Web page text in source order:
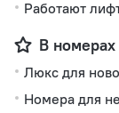
Работают
В номерах
Люкс для
Номера для